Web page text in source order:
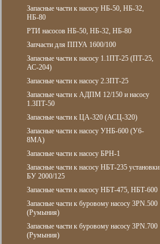
Запасные части к насосу НБ-50, НБ-32,
НБ-80
РТИ насосов НБ-50, НБ-32, НБ-80
Запчасти для ППУА 1600/100
Запасные части к насосу 1.1ПТ-25 (ПТ-25,
АС-204)
Запасные части к насосу 2.3ПТ-25
Запасные части к АДПМ 12/150 и насосу
1.3ПТ-50
Запасные части к ЦА-320 (АСЦ-320)
Запасные части к насосу УНБ-600 (У6-
8МА)
Запасные части к насосу БРН-1
Запасные части к насосу НБТ-235 установки
БУ 2000/125
Запасные части к насосу НБТ-475, НБТ-600
Запасные части к буровому насосу 3PN.500
(Румыния)
Запасные части к буровому насосу 3PN.700
(Румыния)